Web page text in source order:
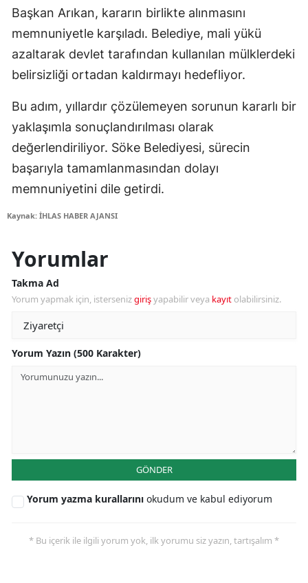
Başkan Arıkan, kararın birlikte alınmasını
memnuniyetle karşıladı. Belediye, mali yükü
azaltarak devlet tarafından kullanılan mülklerdeki
belirsizliği ortadan kaldırmayı hedefliyor.
Bu adım, yıllardır çözülemeyen sorunun kararlı bir
yaklaşımla sonuçlandırılması olarak
değerlendiriliyor. Söke Belediyesi, sürecin
başarıyla tamamlanmasından dolayı
memnuniyetini dile getirdi.
Kaynak: İHLAS HABER AJANSI
Yorumlar
Takma Ad
Yorum yapmak için, istersenizgirişyapabilir veya kayıt olabilirsiniz.
Yorum Yazın (500 Karakter)
GÖNDER
Yorum yazma kurallarını okudum ve kabul ediyorum
* Bu içerik ile ilgili yorum yok, ilk yorumu siz yazın, tartışalım *